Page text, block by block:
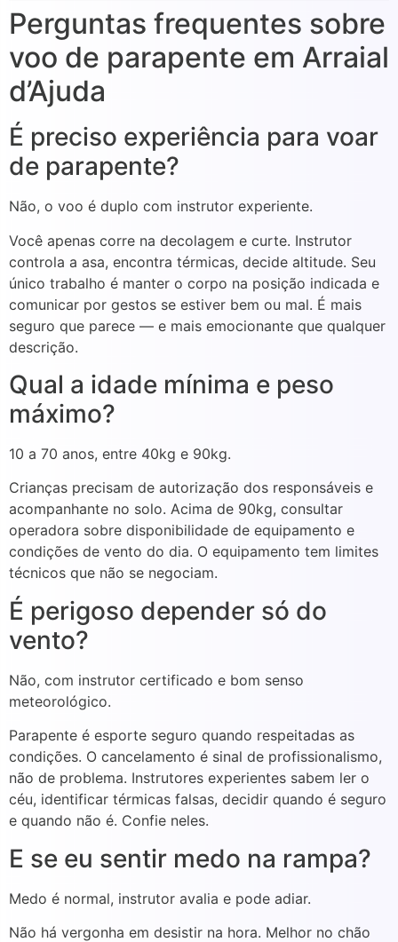
Perguntas frequentes sobre
voo de parapente em Arraial
d’Ajuda
É preciso experiência para voar
de parapente?
Não, o voo é duplo com instrutor experiente.
Você apenas corre na decolagem e curte. Instrutor
controla a asa, encontra térmicas, decide altitude. Seu
único trabalho é manter o corpo na posição indicada e
comunicar por gestos se estiver bem ou mal. É mais
seguro que parece — e mais emocionante que qualquer
descrição.
Qual a idade mínima e peso
máximo?
10 a 70 anos, entre 40kg e 90kg.
Crianças precisam de autorização dos responsáveis e
acompanhante no solo. Acima de 90kg, consultar
operadora sobre disponibilidade de equipamento e
condições de vento do dia. O equipamento tem limites
técnicos que não se negociam.
É perigoso depender só do
vento?
Não, com instrutor certificado e bom senso
meteorológico.
Parapente é esporte seguro quando respeitadas as
condições. O cancelamento é sinal de profissionalismo,
não de problema. Instrutores experientes sabem ler o
céu, identificar térmicas falsas, decidir quando é seguro
e quando não é. Confie neles.
E se eu sentir medo na rampa?
Medo é normal, instrutor avalia e pode adiar.
Não há vergonha em desistir na hora. Melhor no chão